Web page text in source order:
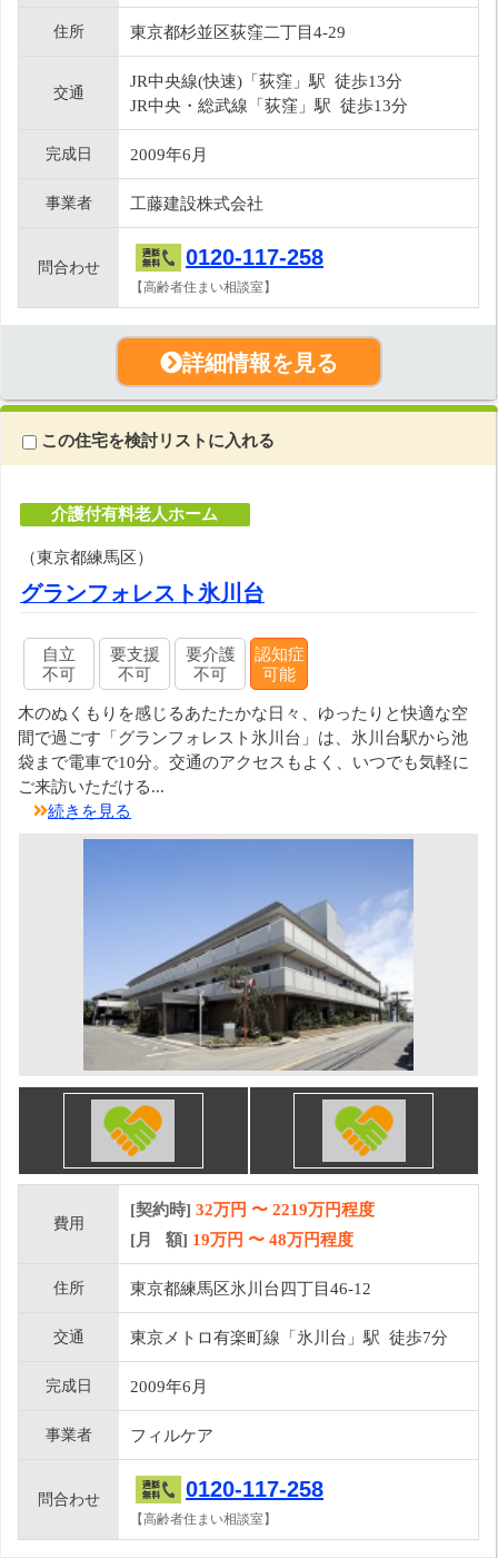
住所 東京都杉並区荻窪二丁目4-29
交通
JR中央線(快速)「荻窪」駅 徒歩13分
JR中央・総武線「荻窪」駅 徒歩13分
完成日 2009年6月
事業者 工藤建設株式会社
問合わせ 0120-117-258
【高齢者住まい相談室】
詳細情報を見る
この住宅を検討リストに入れる
介護付有料老人ホーム
（東京都練馬区）
グランフォレスト氷川台
自立
不可
要支援
不可
要介護
不可
認知症
可能
木のぬくもりを感じるあたたかな日々、ゆったりと快適な空
間で過ごす「グランフォレスト氷川台」は、氷川台駅から池
袋まで電車で10分。交通のアクセスもよく、いつでも気軽に
ご来訪いただける...
続きを見る
費用
[契約時] 32万円 〜 2219万円程度
[月 額] 19万円 〜 48万円程度
住所 東京都練馬区氷川台四丁目46-12
交通 東京メトロ有楽町線「氷川台」駅 徒歩7分
完成日 2009年6月
事業者 フィルケア
問合わせ 0120-117-258
【高齢者住まい相談室】